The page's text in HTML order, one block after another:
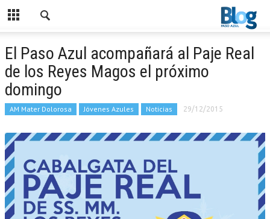
El Paso Azul acompañará al Paje Real
de los Reyes Magos el próximo
domingo
AM Mater Dolorosa Jóvenes Azules Noticias 29/12/2015